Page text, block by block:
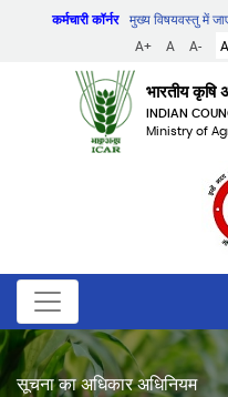
कर्मचारी कॉर्नर मुख्य विषयवस्तु में
A+
A A- A
भारतीय कृषि
INDIAN
Ministry of
सूचना का अधिकार अधिनियम